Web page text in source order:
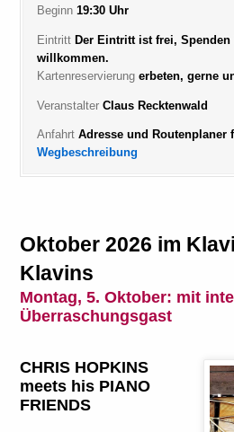
Beginn19:30 Uhr
Eintritt Der Eintritt ist frei,
willkommen.
Kartenreservierungerbeten, gerne
VeranstalterClaus Recktenwald
AnfahrtAdresse und Routenplaner
Wegbeschreibung
Oktober 2026 im
Klavins
Montag, 5. Oktober: mit
Überraschungsgast
CHRIS HOPKINS
meets his PIANO
FRIENDS